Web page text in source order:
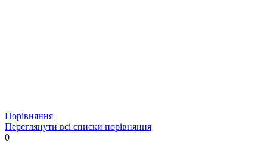
Порівняння
Переглянути всі списки порівняння
0